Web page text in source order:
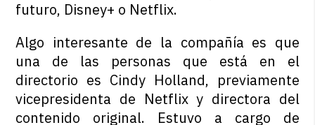
futuro, Disney+ o Netflix.
Algo interesante de la compañía es que
una de las personas que está en el
directorio es Cindy Holland, previamente
vicepresidenta de Netflix y directora del
contenido original. Estuvo a cargo de